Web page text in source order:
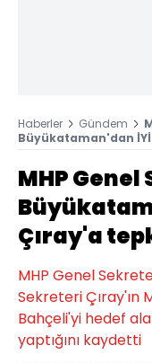
Haberler Gündem
Büyükataman'dan
MHP
Çıray'a
MHP Genel
Sekreteri Çıray'ın
Bahçeli'yi hedef
yaptığını kaydetti